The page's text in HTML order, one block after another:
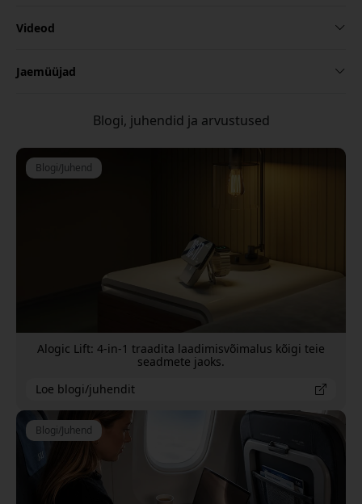
Videod
Jaemüüjad
Blogi, juhendid ja arvustused
Blogi/Juhend
Alogic Lift: 4-in-1 traadita laadimisvõimalus kõigi teie
seadmete jaoks.
Loe blogi/juhendit
Blogi/Juhend